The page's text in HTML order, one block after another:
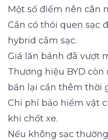
Một số điểm nên cân
Cần có thói quen sạc
hybrid cắm sạc.
Giá lăn bánh đã vượt
Thương hiệu BYD
bán lại cần thêm thời
Chi phí bảo hiểm vật
khi chốt xe.
Nếu không sạc